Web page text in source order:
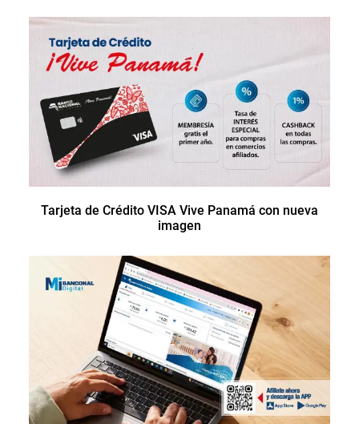
Tarjeta de Crédito VISA Vive Panamá con nueva
imagen